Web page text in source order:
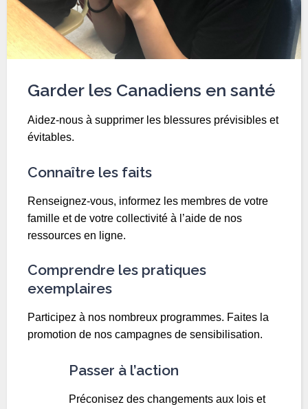
Garder les Canadiens en santé
Aidez-nous à supprimer les blessures prévisibles et
évitables.
Connaître les faits
Renseignez-vous, informez les membres de votre
famille et de votre collectivité à l’aide de nos
ressources en ligne.
Comprendre les pratiques
exemplaires
Participez à nos nombreux programmes. Faites la
promotion de nos campagnes de sensibilisation.
Passer à l’action
Préconisez des changements aux lois et